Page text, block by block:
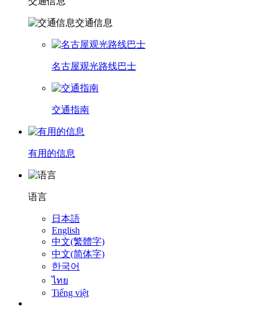
交通信息
名古屋观光路线巴士
交通指南
有用的信息
语言
日本語
English
中文(繁體字)
中文(简体字)
한국어
ไทย
Tiếng việt